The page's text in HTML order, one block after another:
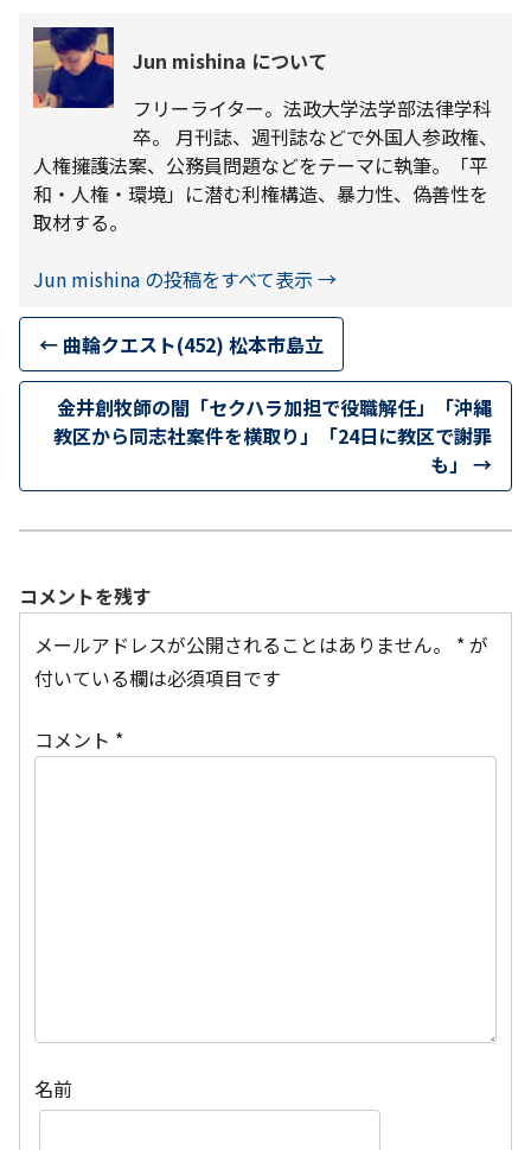
Jun mishina について
フリーライター。法政大学法学部法律学科
卒。 月刊誌、週刊誌などで外国人参政権、
人権擁護法案、公務員問題などをテーマに執筆。「平
和・人権・環境」に潜む利権構造、暴力性、偽善性を
取材する。
Jun mishina の投稿をすべて表示 →
← 曲輪クエスト(452) 松本市島立
金井創牧師の闇「セクハラ加担で役職解任」「沖縄
教区から同志社案件を横取り」「24日に教区で謝罪
も」 →
コメントを残す
メールアドレスが公開されることはありません。
*が
付いている欄は必須項目です
コメント *
名前